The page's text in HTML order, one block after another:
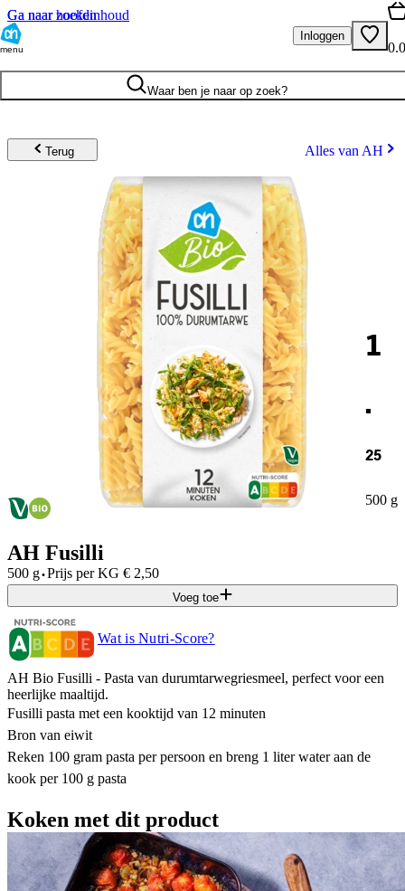
Ga naar hoofdinhoud
Ga naar zoeken
menu
Inloggen
Waar ben je naar op zoek?
Terug Alles van AH
1
.
25
500 g
AH Fusilli
500 g·Prijs per KG € 2,50
Voeg toe
Wat is Nutri-Score?
AH Bio Fusilli - Pasta van durumtarwegriesmeel, perfect voor een
heerlijke maaltijd.
Fusilli pasta met een kooktijd van 12 minuten
Bron van eiwit
Reken 100 gram pasta per persoon en breng 1 liter water aan de
kook per 100 g pasta
Koken met dit product